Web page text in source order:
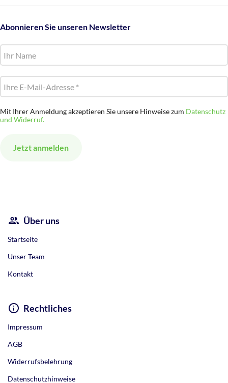
Abonnieren Sie unseren Newsletter
Mit Ihrer Anmeldung akzeptieren Sie unsere Hinweise zum Datenschutz
und Widerruf.
Über uns
Startseite
Unser Team
Kontakt
Rechtliches
Impressum
AGB
Widerrufsbelehrung
Datenschutzhinweise